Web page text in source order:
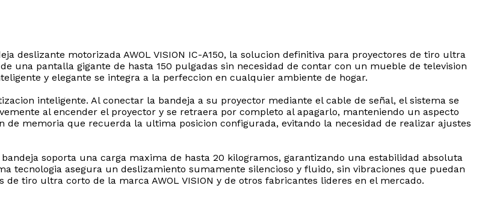
deslizante motorizada AWOL VISION IC-A150, la solucion definitiva para proyectores de tiro ultra
una pantalla gigante de hasta 150 pulgadas sin necesidad de contar con un mueble de television
y elegante se integra a la perfeccion en cualquier ambiente de hogar.
inteligente. Al conectar la bandeja a su proyector mediante el cable de señal, el sistema se
al encender el proyector y se retraera por completo al apagarlo, manteniendo un aspecto
de memoria que recuerda la ultima posicion configurada, evitando la necesidad de realizar ajustes
soporta una carga maxima de hasta 20 kilogramos, garantizando una estabilidad absoluta
tecnologia asegura un deslizamiento sumamente silencioso y fluido, sin vibraciones que puedan
tiro ultra corto de la marca AWOL VISION y de otros fabricantes lideres en el mercado.